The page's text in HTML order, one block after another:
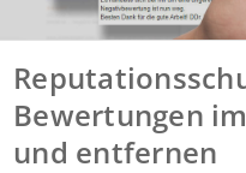
Bewertungen
und entfernen